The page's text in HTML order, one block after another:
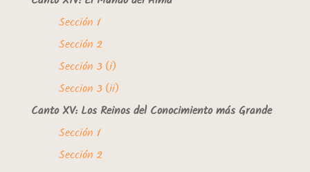
Sección 1
Sección 2
Sección 3 (i)
Seccion 3 (ii)
Canto XV: Los Reinos del Conocimiento más Grande
Sección 1
Sección 2